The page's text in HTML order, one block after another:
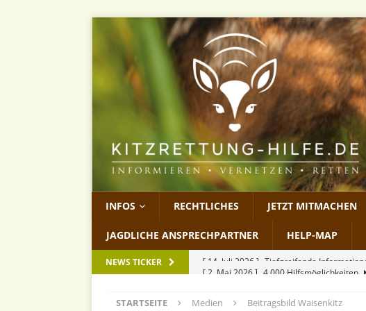
INFOS RECHTLICHES JETZT MITMACHEN
JAGDLICHE ANSPRECHPARTNER HELP-MAP
NEWS TICKER [ 2. Mai 2026 ] 4.000 Hilfsmöglichkeiten
[ 27. März 2026 ] KitzCon 2026
MEDIEN
STARTSEITE Medien Beitragsbild Waisenkitz